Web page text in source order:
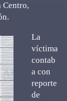
Centro,
La
víctima
contab
a con
reporte
de